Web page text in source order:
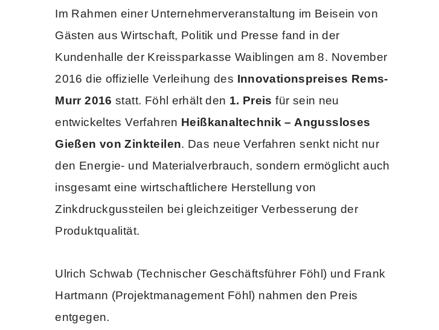
Im Rahmen einer Unternehmerveranstaltung im Beisein von
Gästen aus Wirtschaft, Politik und Presse fand in der
Kundenhalle der Kreissparkasse Waiblingen am 8. November
2016 die offizielle Verleihung des Innovationspreises Rems-
Murr 2016 statt. Föhl erhält den 1. Preis für sein neu
entwickeltes Verfahren Heißkanaltechnik – Angussloses
Gießen von Zinkteilen. Das neue Verfahren senkt nicht nur
den Energie- und Materialverbrauch, sondern ermöglicht auch
insgesamt eine wirtschaftlichere Herstellung von
Zinkdruckgussteilen bei gleichzeitiger Verbesserung der
Produktqualität.
Ulrich Schwab (Technischer Geschäftsführer Föhl) und Frank
Hartmann (Projektmanagement Föhl) nahmen den Preis
entgegen.